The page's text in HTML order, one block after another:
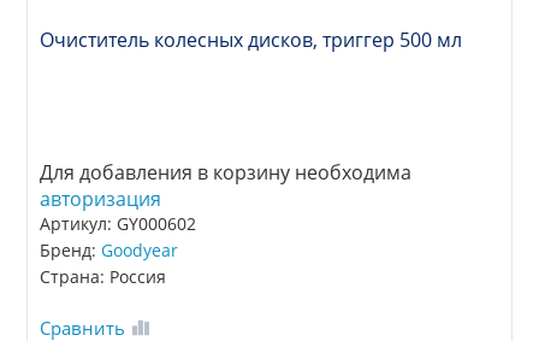
Очиститель колесных дисков, триггер 500 мл
Для добавления в корзину необходима
авторизация
Артикул: GY000602
Бренд:Goodyear
Страна: Россия
Сравнить